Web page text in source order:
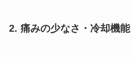
2. 痛みの少なさ・冷却機能